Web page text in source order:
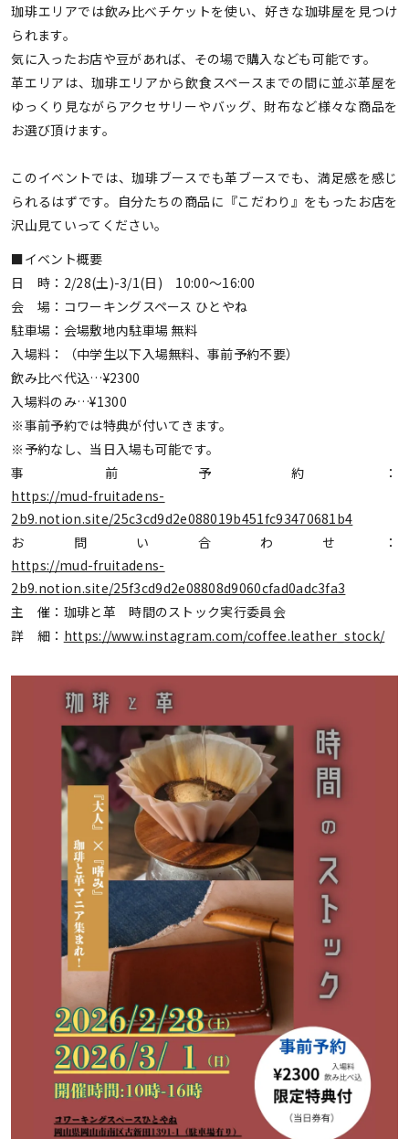
珈琲エリアでは飲み比べチケットを使い、好きな珈琲屋を見つけ
られます。
気に入ったお店や豆があれば、その場で購入なども可能です。
革エリアは、珈琲エリアから飲食スペースまでの間に並ぶ革屋を
ゆっくり見ながらアクセサリーやバッグ、財布など様々な商品を
お選び頂けます。
このイベントでは、珈琲ブースでも革ブースでも、満足感を感じ
られるはずです。自分たちの商品に『こだわり』をもったお店を
沢山見ていってください。
■イベント概要
日 時：2/28(土)-3/1(日) 10:00～16:00
会 場：コワーキングスペース ひとやね
駐車場：会場敷地内駐車場 無料
入場料：（中学生以下入場無料、事前予約不要）
飲み比べ代込…¥2300
入場料のみ…¥1300
※事前予約では特典が付いてきます。
※予約なし、当日入場も可能です。
事前予約：
https://mud-fruitadens-
2b9.notion.site/25c3cd9d2e088019b451fc93470681b4
お問い合わせ：
https://mud-fruitadens-
2b9.notion.site/25f3cd9d2e08808d9060cfad0adc3fa3
主 催：珈琲と革 時間のストック実行委員会
詳 細： https://www.instagram.com/coffee.leather_stock/